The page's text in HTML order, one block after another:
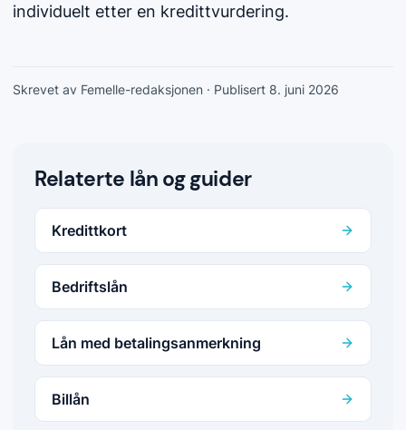
individuelt etter en kredittvurdering.
Skrevet av Femelle-redaksjonen · Publisert 8. juni 2026
Relaterte lån og guider
Kredittkort
Bedriftslån
Lån med betalingsanmerkning
Billån